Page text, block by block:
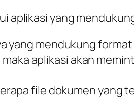
aplikasi yang
yang mendukung format
aplikasi akan
file dokumen yang